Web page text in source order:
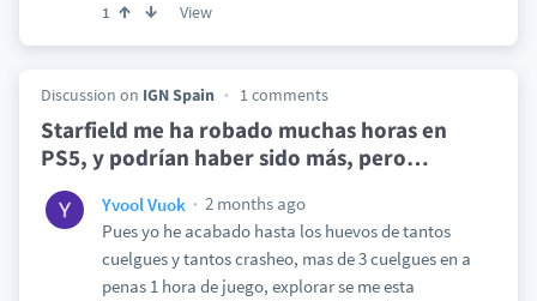
1 View
Discussion on IGN Spain 1 comments
Starfield me ha robado muchas horas en
PS5, y podrían haber sido más, pero…
Yvool Vuok
2 months ago
Pues yo he acabado hasta los huevos de tantos
cuelgues y tantos crasheo, mas de 3 cuelgues en a
penas 1 hora de juego, explorar se me esta